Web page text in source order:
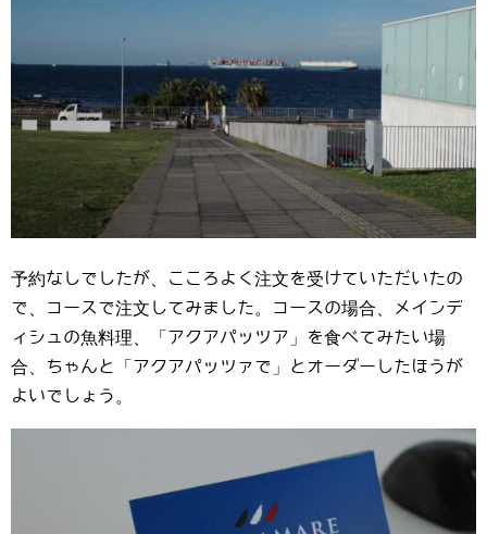
予約なしでしたが、こころよく注文を受けていただいたの
で、コースで注文してみました。コースの場合、メインデ
ィシュの魚料理、「アクアパッツア」を食べてみたい場
合、ちゃんと「アクアパッツァで」とオーダーしたほうが
よいでしょう。